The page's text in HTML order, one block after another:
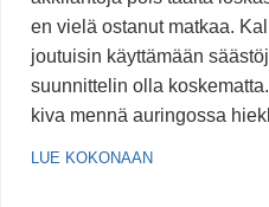
en vielä ostanut matkaa.
joutuisin käyttämään
suunnittelin olla
kiva mennä auringossa
LUE KOKONAAN